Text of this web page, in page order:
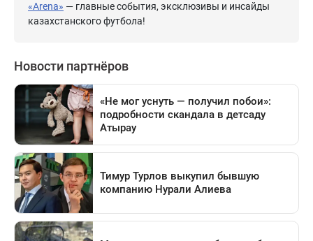
«Arena» — главные события, эксклюзивы и инсайды
казахстанского футбола!